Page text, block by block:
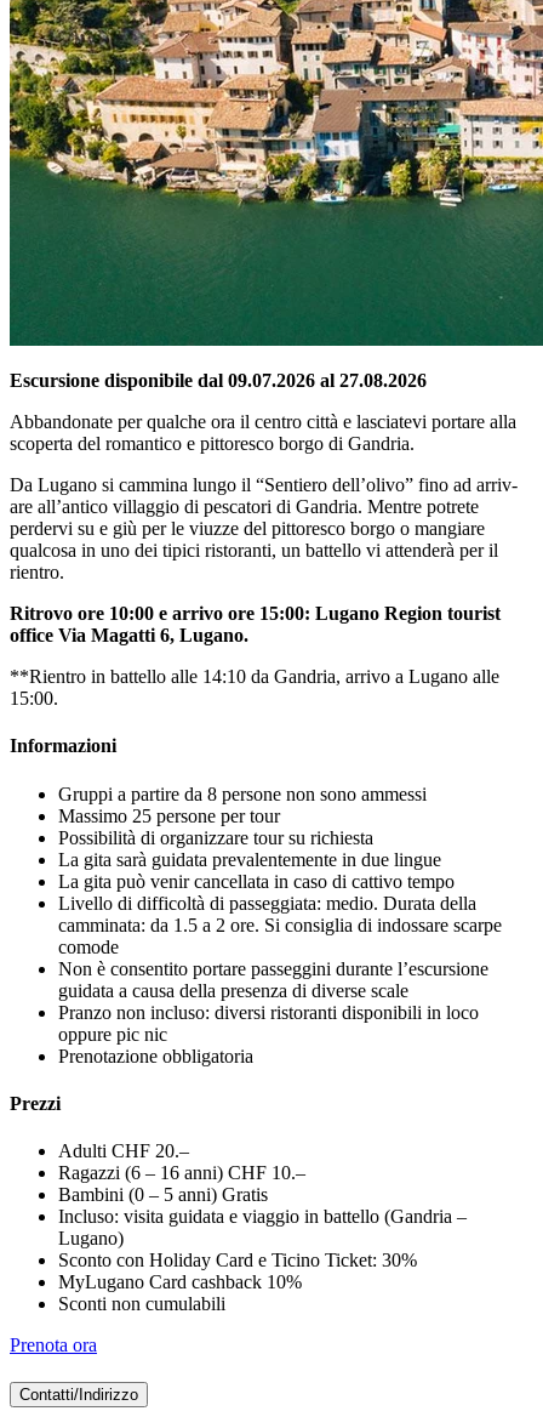
Escursione disponibile dal 09.07.2026 al 27.08.2026
Abbandonate per qualche ora il centro città e lasciatevi portare alla
scoperta del romantico e pittoresco borgo di Gandria.
Da Lugano si cammina lungo il “Sentiero dell’olivo” fino ad arriv­
are all’antico villaggio di pescatori di Gandria. Mentre potrete
perder­vi su e giù per le viuzze del pitto­resco borgo o mangiare
qualcosa in uno dei tipici ristoranti, un battel­lo vi attenderà per il
rientro.
Ritrovo ore 10:00 e arrivo ore 15:00: Lugano Region tourist
office Via Magatti 6, Lugano.
**Rientro in battello alle 14:10 da Gandria, arrivo a Lugano alle
15:00.
Informazioni
Gruppi a partire da 8 persone non sono ammessi
Massimo 25 persone per tour
Possibilità di organizzare tour su richiesta
La gita sarà guidata prevalentemente in due lingue
La gita può venir cancellata in caso di cattivo tempo
Livello di difficoltà di passeggiata: medio. Durata della
camminata: da 1.5 a 2 ore. Si consiglia di indossare scarpe
comode
Non è consentito portare passeggini durante l’escursione
guidata a causa della presenza di diverse scale
Pranzo non incluso: diversi ristoranti disponibili in loco
oppure pic nic
Prenotazione obbligatoria
Prezzi
Adulti CHF 20.–
Ragazzi (6 – 16 anni) CHF 10.–
Bambini (0 – 5 anni) Gratis
Incluso: visita guidata e viaggio in battello (Gandria –
Lugano)
Sconto con Holiday Card e Ticino Ticket: 30%
MyLugano Card cashback 10%
Sconti non cumulabili
Prenota ora
Contatti/Indirizzo